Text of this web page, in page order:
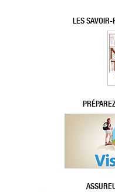
LES SAVOIR-